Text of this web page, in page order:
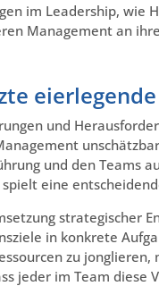
im Leadership, wie
Management an
und
und den Teams
eine
strategischer
in konkrete
zu
jeder im Team